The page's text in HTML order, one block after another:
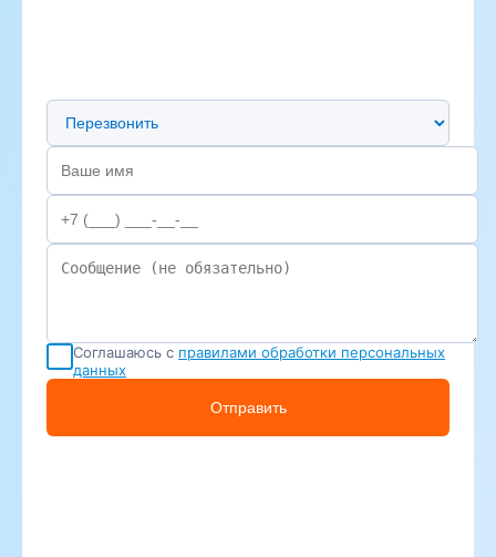
Предпочтительный способ связи
Соглашаюсь с правилами обработки персональных
данных
Отправить